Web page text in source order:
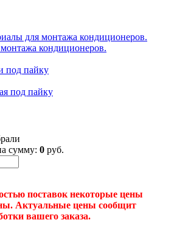
для монтажа кондиционеров.
кондиционеров.
под пайку
под пайку
сумму: 0 руб.
поставок некоторые цены
Актуальные цены сообщит
вашего заказа.